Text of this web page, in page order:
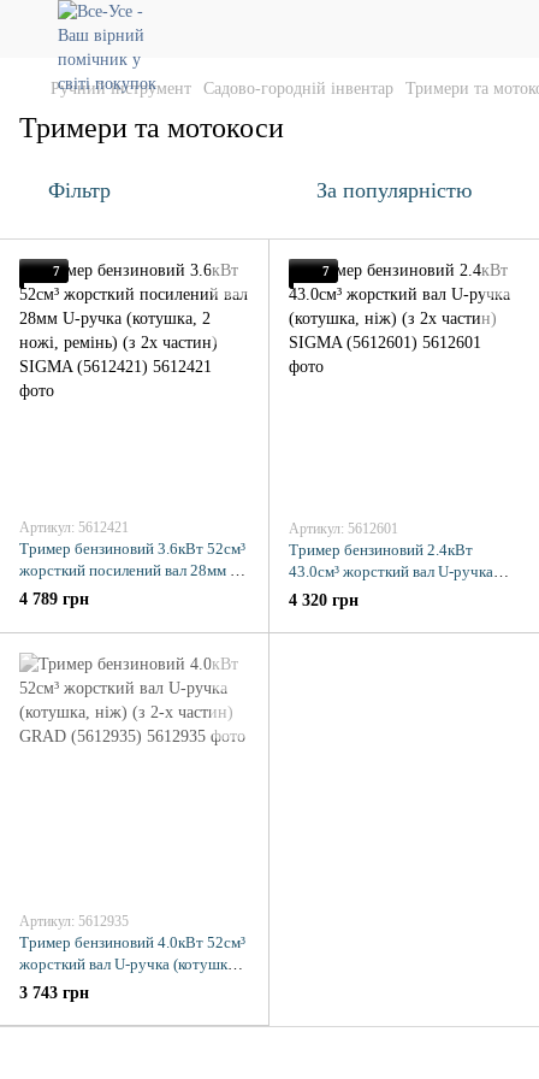
Ручний інструмент Садово-городній інвентар Тримери та
Тримери та мотокоси
Фільтр За популярністю
7
Артикул: 5612421
Тример бензиновий 3.6кВт 52см³
жорсткий посилений вал 28мм U-
ручка (котушка, 2 ножі, ремінь) (з
2х частин) SIGMA (5612421)
4 789 грн
7
Артикул: 5612601
Тример бензиновий 2.4кВт
43.0см³ жорсткий вал U-ручка
(котушка, ніж) (з 2х частин)
SIGMA (5612601)
4 320 грн
Артикул: 5612935
Тример бензиновий 4.0кВт 52см³
жорсткий вал U-ручка (котушка,
ніж) (з 2-х частин) GRAD
(5612935)
3 743 грн